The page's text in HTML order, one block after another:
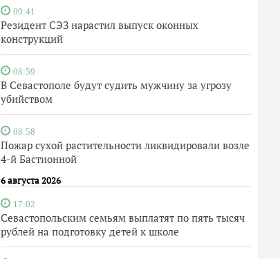
09:41
Резидент СЭЗ нарастил выпуск оконных
конструкций
08:59
В Севастополе будут судить мужчину за угрозу
убийством
08:58
Пожар сухой растительности ликвидировали возле
4-й Бастионной
6 августа 2026
17:02
Севастопольским семьям выплатят по пять тысяч
рублей на подготовку детей к школе